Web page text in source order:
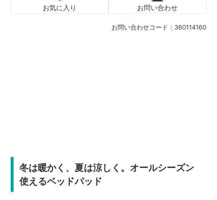
お問い合わせコード： 360114160
お気に入り お問い合わせ
冬は暖かく、夏は涼しく。オールシーズン
使えるベッドパッド